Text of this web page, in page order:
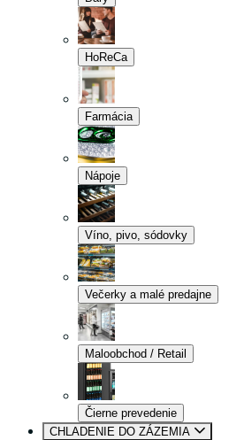
HoReCa
Farmácia
Nápoje
Víno, pivo, sódovky
Večerky a malé predajne
Maloobchod / Retail
Čierne prevedenie
CHLADENIE DO ZÁZEMIA